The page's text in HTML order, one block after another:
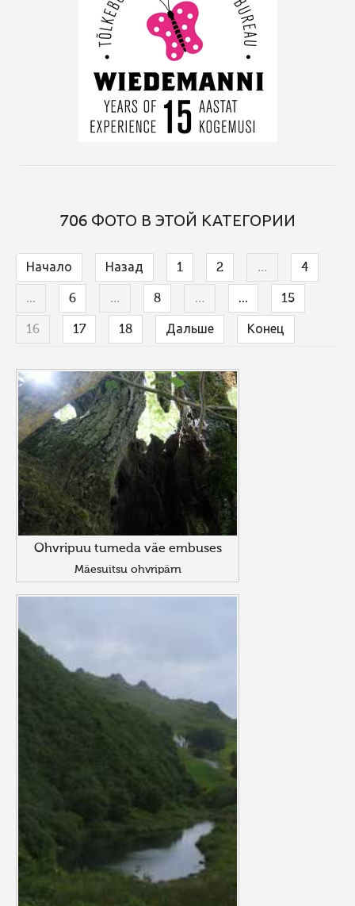
706 ФОТО В ЭТОЙ КАТЕГОРИИ
Начало Назад 1 2 … 4
... 6 … 8 … ... 15
16 17 18 Дальше Конец
Ohvripuu tumeda väe embuses
Mäesuitsu ohvripärn